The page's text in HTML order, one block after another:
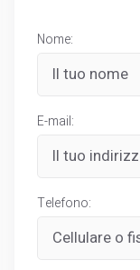
Nome:
E-mail:
Telefono: